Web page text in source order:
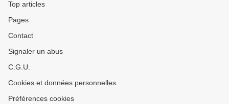
Top articles
Pages
Contact
Signaler un abus
C.G.U.
Cookies et données personnelles
Préférences cookies